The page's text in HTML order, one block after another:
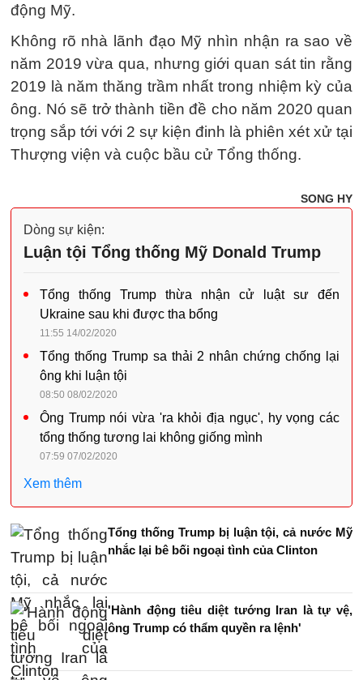
động Mỹ.
Không rõ nhà lãnh đạo Mỹ nhìn nhận ra sao về
năm 2019 vừa qua, nhưng giới quan sát tin rằng
2019 là năm thăng trầm nhất trong nhiệm kỳ của
ông. Nó sẽ trở thành tiền đề cho năm 2020 quan
trọng sắp tới với 2 sự kiện đinh là phiên xét xử tại
Thượng viện và cuộc bầu cử Tổng thống.
SONG HY
Dòng sự kiện:
Luận tội Tổng thống Mỹ Donald Trump
Tổng thống Trump thừa nhận cử luật sư đến
Ukraine sau khi được tha bổng
11:55 14/02/2020
Tổng thống Trump sa thải 2 nhân chứng chống lại
ông khi luận tội
08:50 08/02/2020
Ông Trump nói vừa 'ra khỏi địa ngục', hy vọng các
tổng thống tương lai không giống mình
07:59 07/02/2020
Xem thêm
Tổng thống Trump bị luận tội, cả nước Mỹ
nhắc lại bê bối ngoại tình của Clinton
'Hành động tiêu diệt tướng Iran là tự vệ,
ông Trump có thẩm quyền ra lệnh'